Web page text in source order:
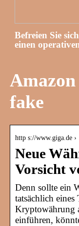
Befreien Sie
einen
fake
http s://www.giga.de
Neue
Vorsicht
Denn sollte ein
tatsächlich eines
Kryptowährung
einführen,